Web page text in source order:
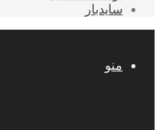
سایدبار
منو